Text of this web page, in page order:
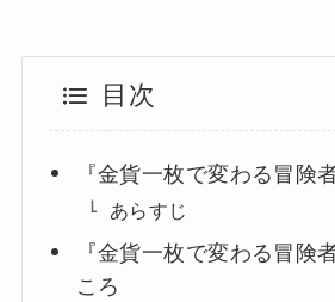
目次
『金貨一枚で変わる冒険
あらすじ
『金貨一枚で変わる冒険
ころ